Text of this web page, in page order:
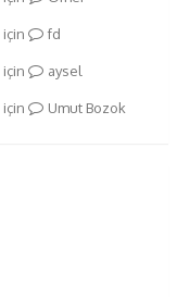
için fd
için aysel
için Umut Bozok